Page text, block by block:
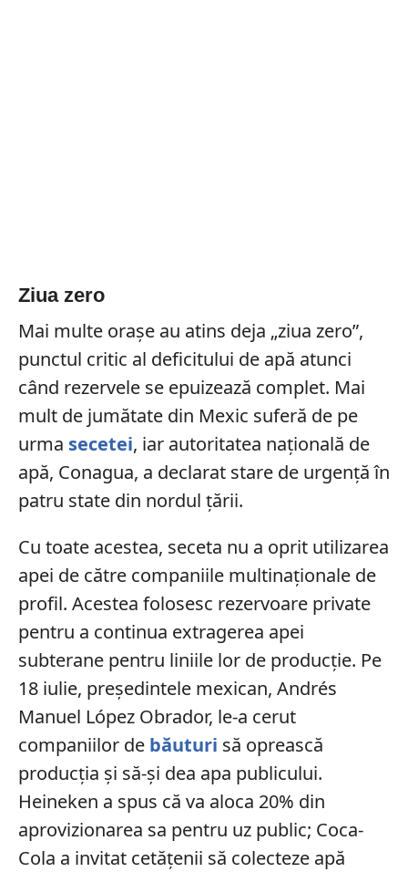
Ziua zero
Mai multe orașe au atins deja „ziua zero”,
punctul critic al deficitului de apă atunci
când rezervele se epuizează complet. Mai
mult de jumătate din Mexic suferă de pe
urma secetei, iar autoritatea națională de
apă, Conagua, a declarat stare de urgență în
patru state din nordul țării.
Cu toate acestea, seceta nu a oprit utilizarea
apei de către companiile multinaționale de
profil. Acestea folosesc rezervoare private
pentru a continua extragerea apei
subterane pentru liniile lor de producție. Pe
18 iulie, președintele mexican, Andrés
Manuel López Obrador, le-a cerut
companiilor de băuturi să oprească
producția și să-și dea apa publicului.
Heineken a spus că va aloca 20% din
aprovizionarea sa pentru uz public; Coca-
Cola a invitat cetățenii să colecteze apă